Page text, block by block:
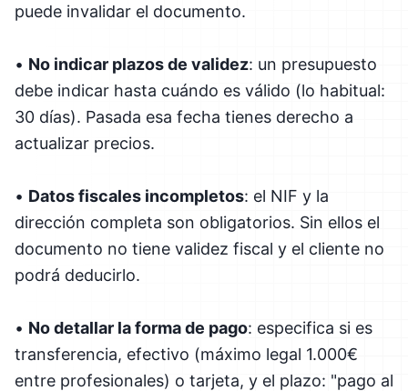
puede invalidar el documento.
• No indicar plazos de validez: un presupuesto
debe indicar hasta cuándo es válido (lo habitual:
30 días). Pasada esa fecha tienes derecho a
actualizar precios.
• Datos fiscales incompletos: el NIF y la
dirección completa son obligatorios. Sin ellos el
documento no tiene validez fiscal y el cliente no
podrá deducirlo.
• No detallar la forma de pago: especifica si es
transferencia, efectivo (máximo legal 1.000€
entre profesionales) o tarjeta, y el plazo: "pago al